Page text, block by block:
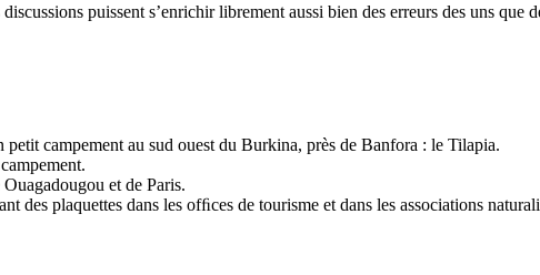
puissent s’enrichir librement aussi bien des erreurs des uns que
petit campement au sud ouest du Burkina, près de Banfora : le Tilapia.
et de Paris.
plaquettes dans les ofﬁces de tourisme et dans les associations